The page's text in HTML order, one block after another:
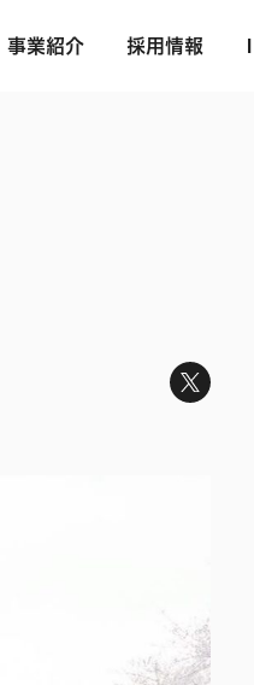
事業紹介 採用情報